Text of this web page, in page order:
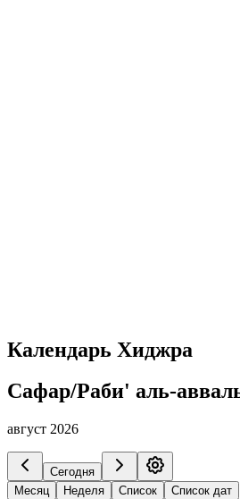
Календарь Хиджра
Сафар/Раби' аль-
август 2026
Сегодня
Месяц
Неделя Список Список дат